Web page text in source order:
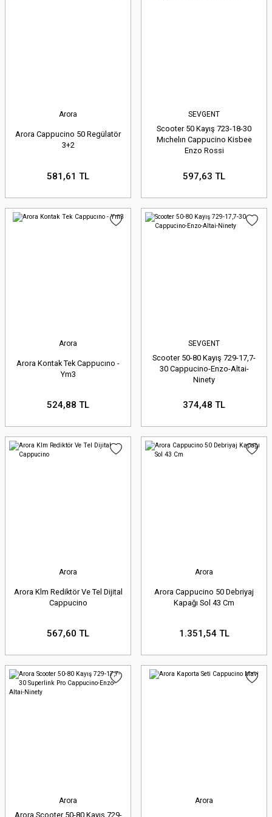
deneyimli teknik ekibimiz size
telefon, e-posta veya web
sitemizdeki canlı destek
hattımızdan yardımcı olmaya
hazırdır. Size özel çözümler
korunmaktadır. Bilgileriniz her
zaman güvendedir.
Arora motosikletinizle güvenli ve keyifli
sürüşlere devam etmek için,
Arora
Arora Cappucino 50 Regülatör
3+2
581,61 TL
SEVGENT
Scooter 50 Kayış 723-18-30
Mıchelın Cappucino Kisbee
Enzo Rossi
597,63 TL
Arora
Arora Kontak Tek Cappucıno -
Ym3
524,88 TL
SEVGENT
Scooter 50-80 Kayış 729-17,7-
30 Cappucino-Enzo-Altai-
Ninety
374,48 TL
Arora
Arora Klm Rediktör Ve Tel Dijital
Cappucino
567,60 TL
Arora
Arora Cappucino 50 Debriyaj
Kapağı Sol 43 Cm
1.351,54 TL
Arora
Arora Scooter 50-80 Kayış 729-
Arora